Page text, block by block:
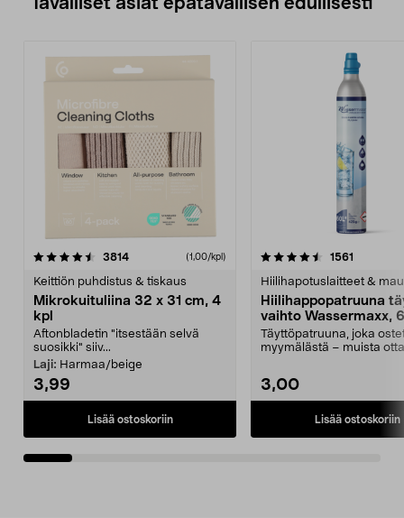
Tavalliset asiat epätavallisen edullisesti
3814arvostelut (1,00/kpl)
Keittiön puhdistus & tiskaus
Mikrokuituliina 32 x 31 cm, 4
kpl
Aftonbladetin "itsestään selvä
suosikki" siiv...
Laji: Harmaa/beige
3,99
Lisää ostoskoriin
4.5viidestä
1561
Hiilihapotuslaitteet &
Hiilihappopatruuna
vaihto Wassermaxx,
Täyttöpatruuna, joka
myymälästä – muista
3,00
Lisää ostoskoriin
4.5viidestä